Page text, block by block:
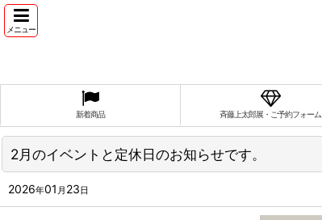
メニュー
新着商品 斉藤上太郎展・ご予約フォーム
2月のイベントと定休日のお知らせです。
2026年01 月 23日